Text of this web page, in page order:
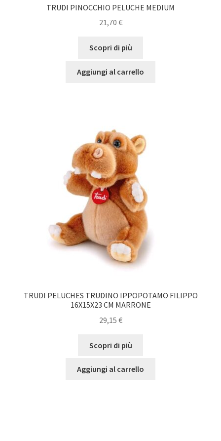
TRUDI PINOCCHIO PELUCHE MEDIUM
21,70 €
Scopri di più
Aggiungi al carrello
TRUDI PELUCHES TRUDINO IPPOPOTAMO FILIPPO
16X15X23 CM MARRONE
29,15 €
Scopri di più
Aggiungi al carrello